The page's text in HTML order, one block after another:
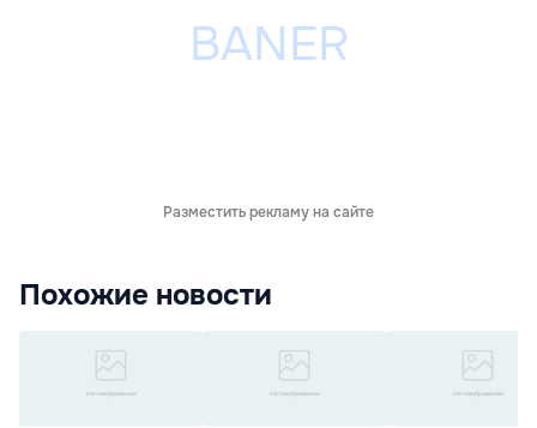
Разместить рекламу на сайте
Похожие новости